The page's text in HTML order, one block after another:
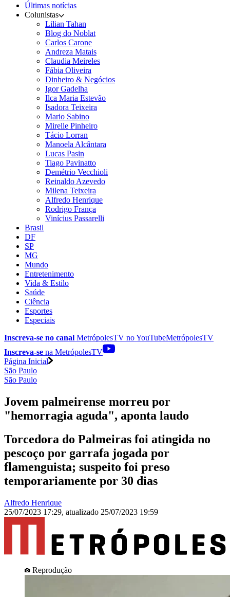
Últimas notícias
Colunistas
Lilian Tahan
Blog do Noblat
Carlos Carone
Andreza Matais
Claudia Meireles
Fábia Oliveira
Dinheiro & Negócios
Igor Gadelha
Ilca Maria Estevão
Isadora Teixeira
Mario Sabino
Mirelle Pinheiro
Tácio Lorran
Manoela Alcântara
Lucas Pasin
Tiago Pavinatto
Demétrio Vecchioli
Reinaldo Azevedo
Milena Teixeira
Alfredo Henrique
Rodrigo França
Vinícius Passarelli
Brasil
DF
SP
MG
Mundo
Entretenimento
Vida & Estilo
Saúde
Ciência
Esportes
Especiais
Inscreva-se no canal MetrópolesTV noYouTubeMetrópolesTV
Inscreva-se na MetrópolesTV
Página Inicial
São Paulo
São Paulo
Jovem palmeirense morreu por
"hemorragia aguda", aponta laudo
Torcedora do Palmeiras foi atingida no
pescoço por garrafa jogada por
flamenguista; suspeito foi preso
temporariamente por 30 dias
Alfredo Henrique
25/07/2023 17:29, atualizado 25/07/2023 19:59
Reprodução